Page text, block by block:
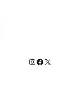
Instagram
X